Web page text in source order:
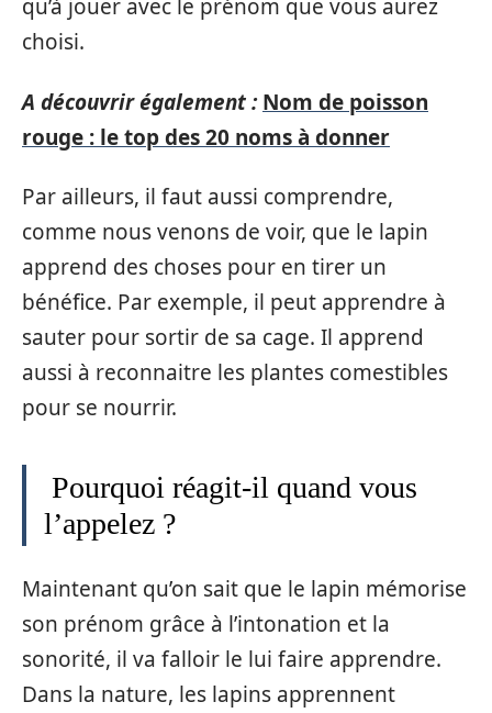
qu’à jouer avec le prénom que vous aurez
choisi.
A découvrir également : Nom de poisson
rouge : le top des 20 noms à donner
Par ailleurs, il faut aussi comprendre,
comme nous venons de voir, que le lapin
apprend des choses pour en tirer un
bénéfice. Par exemple, il peut apprendre à
sauter pour sortir de sa cage. Il apprend
aussi à reconnaitre les plantes comestibles
pour se nourrir.
Pourquoi réagit-il quand vous
l’appelez ?
Maintenant qu’on sait que le lapin mémorise
son prénom grâce à l’intonation et la
sonorité, il va falloir le lui faire apprendre.
Dans la nature, les lapins apprennent